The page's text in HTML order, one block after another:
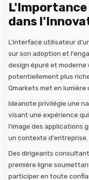
dans
L'interface utilisateur
sur son adoption et
design épuré et
potentiellement plus
Qmarkets met en
Ideanote privilégie une
visant une expérience
l'image des applications
un contexte d'entreprise.
Des dirigeants
première ligne
participer en toute